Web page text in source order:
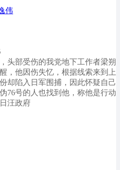
伟
头部受伤的我党地下工作者梁朔
，他因伤失忆，根据线索来到上
却陷入日军围捕，因此怀疑自己
76号的人也找到他，称他是行动
汪政府